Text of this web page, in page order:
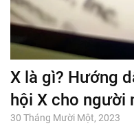
X là gì? Hướng
hội X cho người
30 Tháng Mười Một, 2023